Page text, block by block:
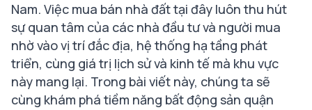
Nam. Việc mua bán nhà đất tại đây luôn thu hút
sự quan tâm của các nhà đầu tư và người mua
nhờ vào vị trí đắc địa, hệ thống hạ tầng phát
triển, cùng giá trị lịch sử và kinh tế mà khu vực
này mang lại. Trong bài viết này, chúng ta sẽ
cùng khám phá tiềm năng bất động sản quận